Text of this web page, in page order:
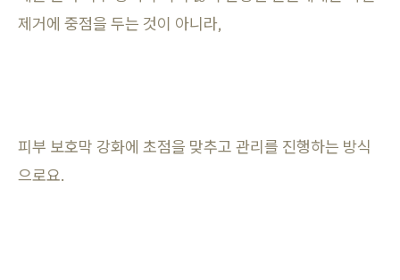
제거에 중점을 두는 것이 아니라,
피부 보호막 강화에 초점을 맞추고 관리를 진행하는 방식
으로요.